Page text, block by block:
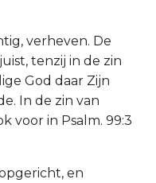
verheven. De
tenzij in de zin
God daar Zijn
In de zin van
voor in Psalm. 99:3
en